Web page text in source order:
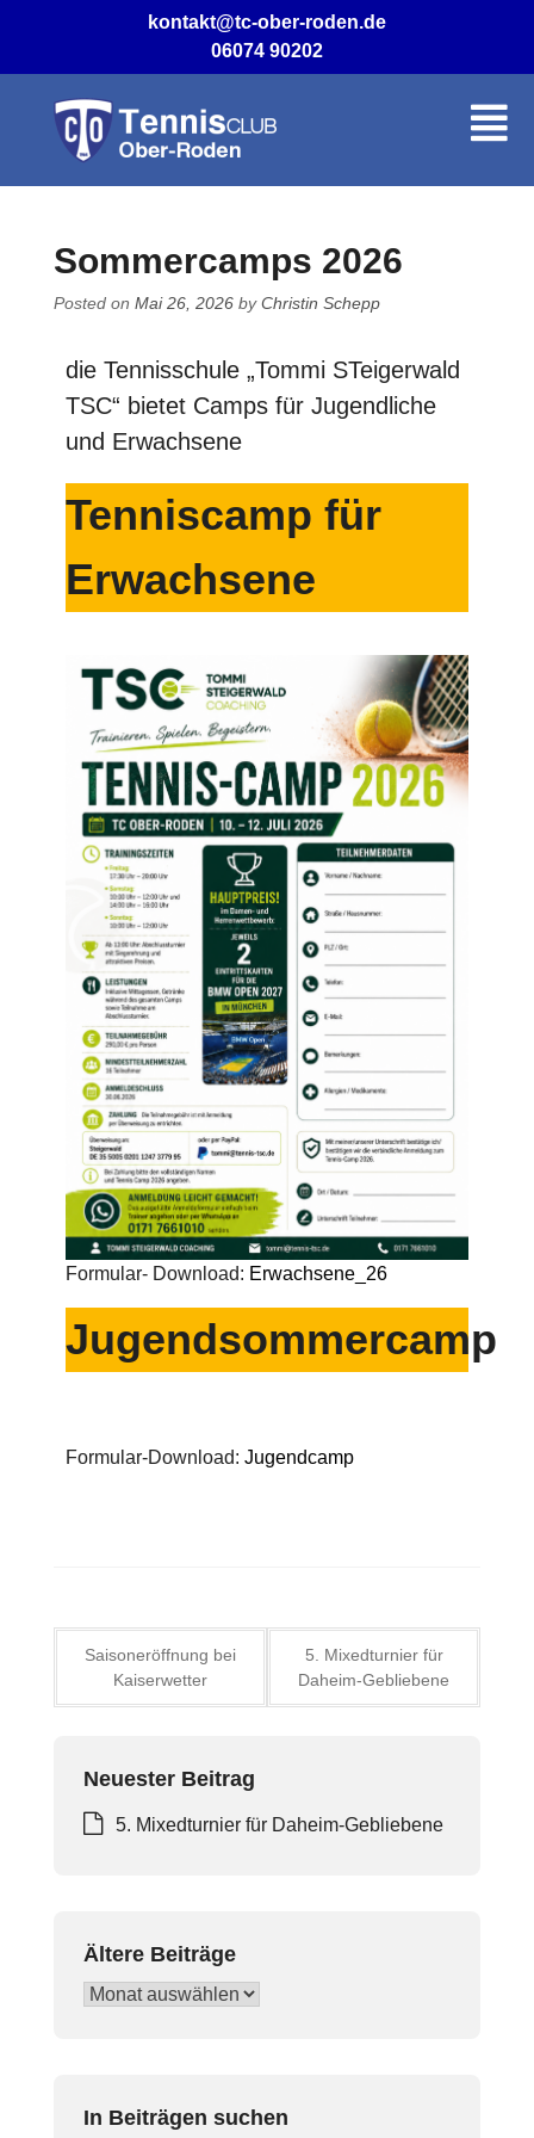
kontakt@tc-ober-roden.de
06074 90202
Sommercamps 2026
Posted on Mai 26, 2026byChristin Schepp
die Tennisschule „Tommi STeigerwald
TSC“ bietet Camps für Jugendliche
und Erwachsene
Tenniscamp für
Erwachsene
Formular- Download: Erwachsene_26
Jugendsommercamp
Formular-Download: Jugendcamp
Saisoneröffnung bei
Kaiserwetter
5. Mixedturnier für
Daheim-Gebliebene
Neuester Beitrag
5. Mixedturnier für Daheim-Gebliebene
Ältere Beiträge
In Beiträgen suchen